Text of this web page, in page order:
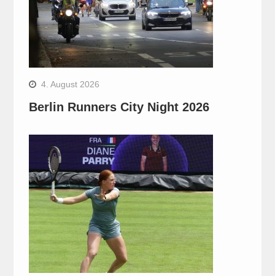
4. August 2026
Berlin Runners City Night 2026